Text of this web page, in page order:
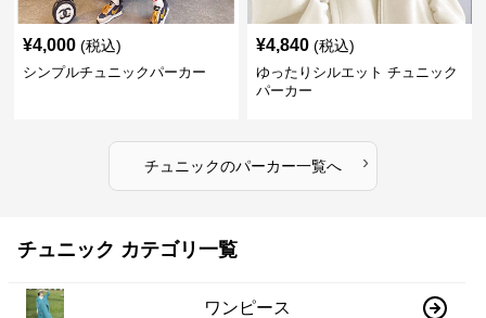
¥4,000 (税込)
シンプルチュニックパーカー
¥4,840 (税込)
ゆったりシルエット チュニック
パーカー
チュニックのパーカー一覧へ ›
チュニック カテゴリ一覧
ワンピース